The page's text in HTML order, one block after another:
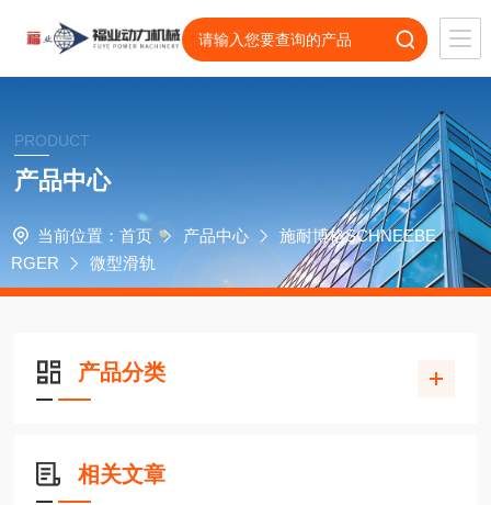
PRODUCT
产品中心
当前位置： 首页 产品中心
施耐博格SCHNEEBE
RGER
微型滑轨
产品分类
相关文章